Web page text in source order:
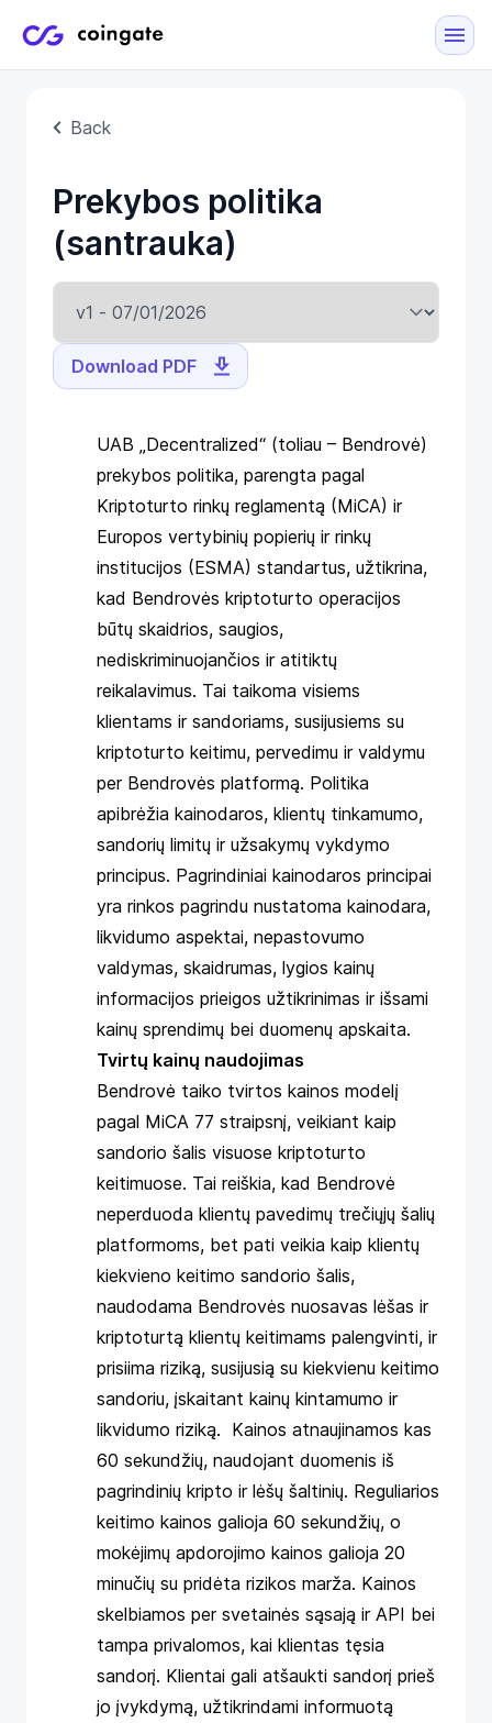
Back
Prekybos politika
(santrauka)
Download PDF
UAB „Decentralized“ (toliau – Bendrovė)
prekybos politika, parengta pagal
Kriptoturto rinkų reglamentą (MiCA) ir
Europos vertybinių popierių ir rinkų
institucijos (ESMA) standartus, užtikrina,
kad Bendrovės kriptoturto operacijos
būtų skaidrios, saugios,
nediskriminuojančios ir atitiktų
reikalavimus. Tai taikoma visiems
klientams ir sandoriams, susijusiems su
kriptoturto keitimu, pervedimu ir valdymu
per Bendrovės platformą. Politika
apibrėžia kainodaros, klientų tinkamumo,
sandorių limitų ir užsakymų vykdymo
principus. Pagrindiniai kainodaros principai
yra rinkos pagrindu nustatoma kainodara,
likvidumo aspektai, nepastovumo
valdymas, skaidrumas, lygios kainų
informacijos prieigos užtikrinimas ir išsami
kainų sprendimų bei duomenų apskaita.
Tvirtų kainų naudojimas
Bendrovė taiko tvirtos kainos modelį
pagal MiCA 77 straipsnį, veikiant kaip
sandorio šalis visuose kriptoturto
keitimuose. Tai reiškia, kad Bendrovė
neperduoda klientų pavedimų trečiųjų šalių
platformoms, bet pati veikia kaip klientų
kiekvieno keitimo sandorio šalis,
naudodama Bendrovės nuosavas lėšas ir
kriptoturtą klientų keitimams palengvinti, ir
prisiima riziką, susijusią su kiekvienu keitimo
sandoriu, įskaitant kainų kintamumo ir
likvidumo riziką. Kainos atnaujinamos kas
60 sekundžių, naudojant duomenis iš
pagrindinių kripto ir lėšų šaltinių. Reguliarios
keitimo kainos galioja 60 sekundžių, o
mokėjimų apdorojimo kainos galioja 20
minučių su pridėta rizikos marža. Kainos
skelbiamos per svetainės sąsają ir API bei
tampa privalomos, kai klientas tęsia
sandorį. Klientai gali atšaukti sandorį prieš
jo įvykdymą, užtikrindami informuotą